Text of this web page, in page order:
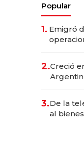
Popular
1. Emigró
2.Creció
las
3.De la
al